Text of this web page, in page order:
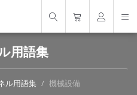
用語集
ル用語集 機械設備